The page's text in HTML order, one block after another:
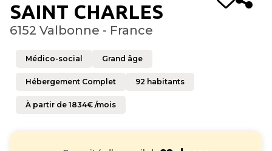
SAINT CHARLES
6152 Valbonne - France
Médico-social Grand âge
Hébergement Complet 92 habitants
À partir de 1834€ /mois